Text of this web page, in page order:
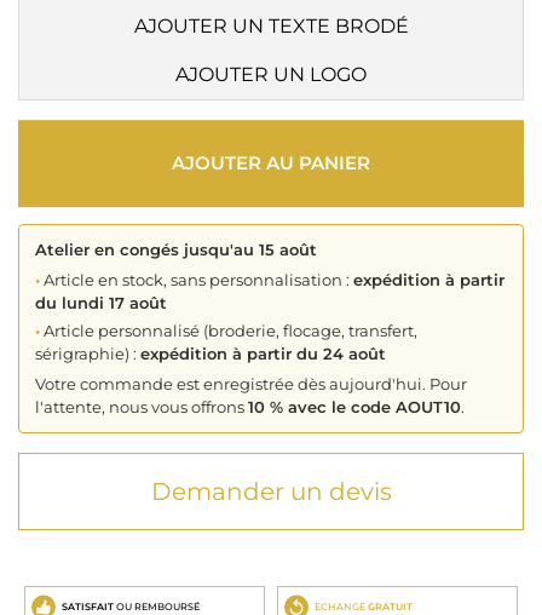
AJOUTER UN TEXTE BRODÉ
AJOUTER UN LOGO
AJOUTER AU PANIER
Atelier en congés jusqu'au 15 août
•Article en stock, sans personnalisation : expédition à partir
du lundi 17 août
•Article personnalisé (broderie, flocage, transfert,
sérigraphie) : expédition à partir du 24 août
Votre commande est enregistrée dès aujourd'hui. Pour
l'attente, nous vous offrons10 % avec le code AOUT10.
Demander un devis
SATISFAIT OU REMBOURSÉ ECHANGE GRATUIT